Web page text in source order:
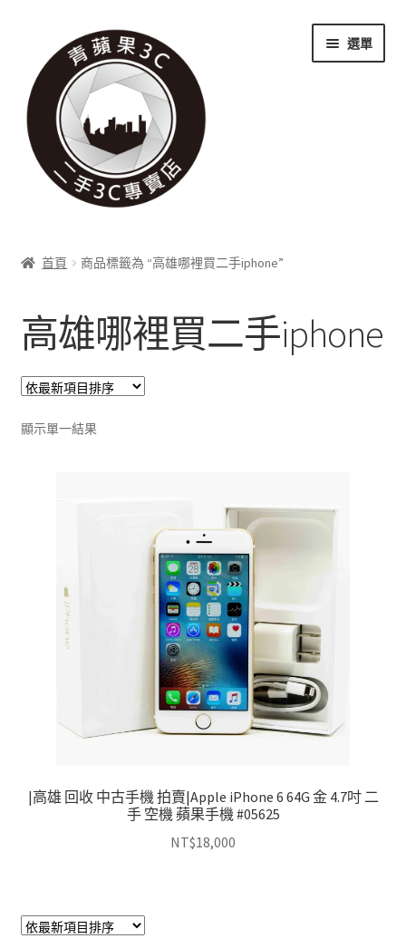
導
覽
列
主
要
內
容
選單
子
選
收購項目
展
開
科技新消息
首頁 商品標籤為 “高雄哪裡買二手iphone”
高雄哪裡買二手iphone
顯示單一結果
|高雄 回收 中古手機 拍賣|Apple iPhone 6 64G 金 4.7吋 二
手 空機 蘋果手機 #05625
NT$18,000